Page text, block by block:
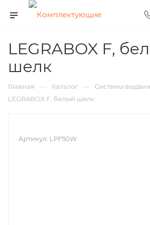
LEGRABOX F,
шелк
Главная — Каталог — Системы
LEGRABOX F, белый шелк
Артикул: LPF50W